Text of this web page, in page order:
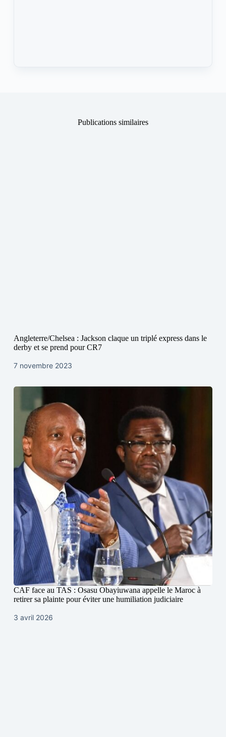
Publications similaires
Angleterre/Chelsea : Jackson claque un triplé express dans le
derby et se prend pour CR7
7 novembre 2023
CAF face au TAS : Osasu Obayiuwana appelle le Maroc à
retirer sa plainte pour éviter une humiliation judiciaire
3 avril 2026